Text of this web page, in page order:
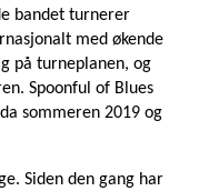
bandet turnerer
med økende
på turneplanen, og
Spoonful of Blues
sommeren 2019 og
Siden den gang har